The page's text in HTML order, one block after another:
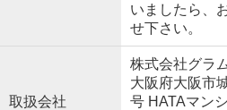
いましたら、
せ下さい。
取扱会社
株式会社グラ
大阪府大阪市
号 HATAマン